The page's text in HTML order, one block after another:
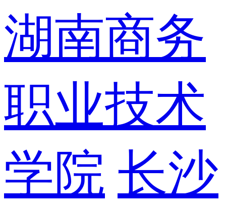
湖南商务
职业技术
学院 长沙